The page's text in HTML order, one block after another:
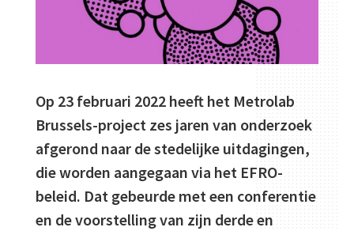
Op 23 februari 2022 heeft het Metrolab
Brussels-project zes jaren van onderzoek
afgerond naar de stedelijke uitdagingen,
die worden aangegaan via het EFRO-
beleid. Dat gebeurde met een conferentie
en de voorstelling van zijn derde en